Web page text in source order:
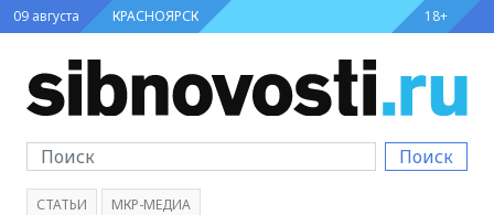
09 августа КРАСНОЯРСК 18+
Поиск
СТАТЬИ МКР-МЕДИА